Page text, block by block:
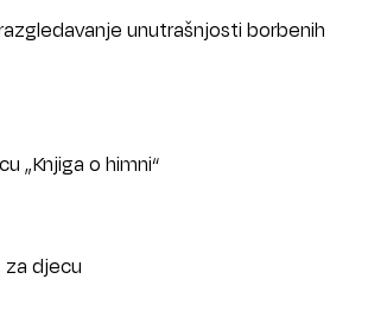
unutrašnjosti borbenih
„Knjiga o himni“
djecu